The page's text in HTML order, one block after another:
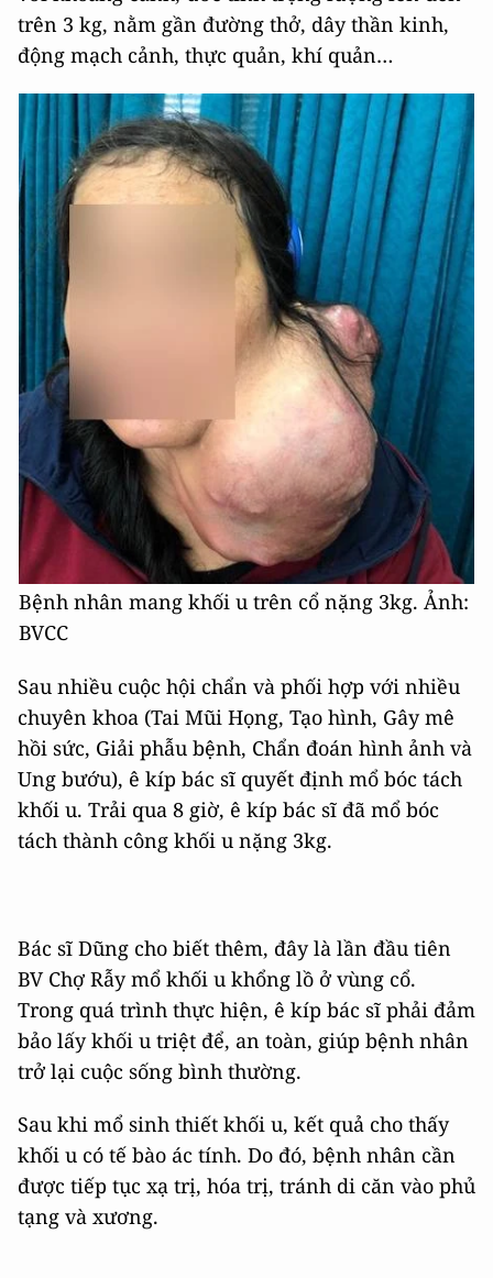
trên 3 kg, nằm gần đường thở, dây thần kinh,
động mạch cảnh, thực quản, khí quản…
Bệnh nhân mang khối u trên cổ nặng 3kg. Ảnh:
BVCC
Sau nhiều cuộc hội chẩn và phối hợp với nhiều
chuyên khoa (Tai Mũi Họng, Tạo hình, Gây mê
hồi sức, Giải phẫu bệnh, Chẩn đoán hình ảnh và
Ung bướu), ê kíp bác sĩ quyết định mổ bóc tách
khối u. Trải qua 8 giờ, ê kíp bác sĩ đã mổ bóc
tách thành công khối u nặng 3kg.
Bác sĩ Dũng cho biết thêm, đây là lần đầu tiên
BV Chợ Rẫy mổ khối u khổng lồ ở vùng cổ.
Trong quá trình thực hiện, ê kíp bác sĩ phải đảm
bảo lấy khối u triệt để, an toàn, giúp bệnh nhân
trở lại cuộc sống bình thường.
Sau khi mổ sinh thiết khối u, kết quả cho thấy
khối u có tế bào ác tính. Do đó, bệnh nhân cần
được tiếp tục xạ trị, hóa trị, tránh di căn vào phủ
tạng và xương.